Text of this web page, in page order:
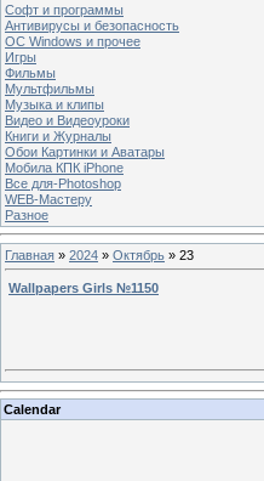
Софт и программы
Антивирусы и безопасность
OC Windows и прочее
Игры
Фильмы
Мультфильмы
Музыка и клипы
Видео и Видеоуроки
Книги и Журналы
Обои Картинки и Аватары
Мобила КПК iPhone
Все для-Photoshop
WEB-Мастеру
Разное
Главная » 2024 » Октябрь » 23
Wallpapers Girls №1150
Calendar